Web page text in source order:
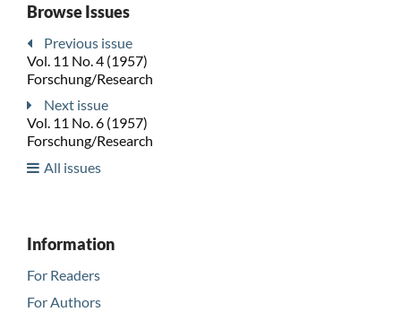
Browse Issues
Previous issue
Vol. 11 No. 4 (1957)
Forschung/Research
Next issue
Vol. 11 No. 6 (1957)
Forschung/Research
All issues
Information
For Readers
For Authors